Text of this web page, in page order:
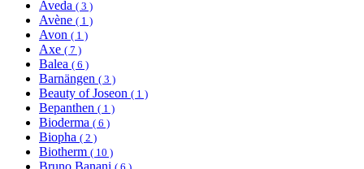
Aveda ( 3 )
Avène ( 1 )
Avon ( 1 )
Axe ( 7 )
Balea ( 6 )
Barnängen ( 3 )
Beauty of Joseon ( 1 )
Bepanthen ( 1 )
Bioderma ( 6 )
Biopha ( 2 )
Biotherm ( 10 )
Bruno Banani